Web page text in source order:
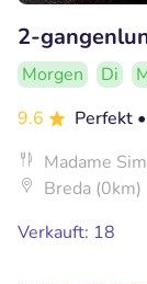
2-
Morgen Di
9.6
Perfekt
Madame
Breda (0km)
Verkauft: 18